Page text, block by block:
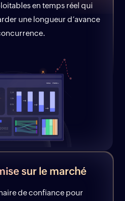
en temps réel qui
une longueur d’avance
sur le marché
de confiance pour